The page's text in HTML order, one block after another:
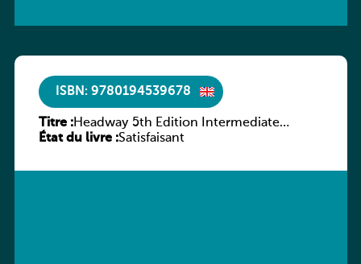
ISBN: 9780194539678
Titre :Headway 5th Edition Intermediate
Workbook without key
État du livre :Satisfaisant